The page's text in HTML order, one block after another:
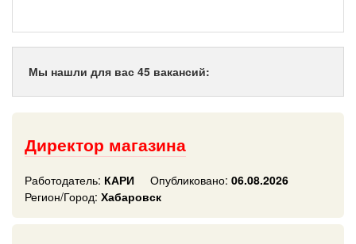
Мы нашли для вас 45 вакансий:
Директор магазина
Работодатель: КАРИ Опубликовано: 06.08.2026
Регион/Город: Хабаровск